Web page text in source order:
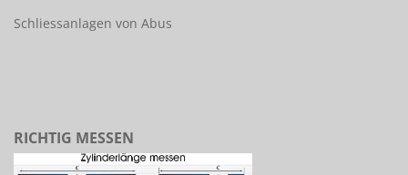
Schliessanlagen von Abus
RICHTIG MESSEN